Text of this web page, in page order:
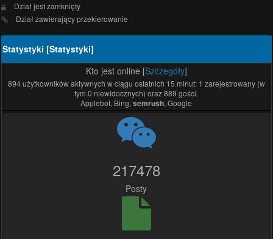
Dział jest zamknięty
Dział zawierający przekierowanie
Statystyki [Statystyki]
Kto jest online [Szczegóły]
894 użytkowników aktywnych w ciągu ostatnich 15 minut: 1 zarejestrowany (w
tym 0 niewidocznych) oraz 889 gości.
Applebot, Bing,semrush, Google
217478
Posty